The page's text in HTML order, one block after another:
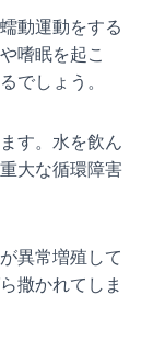
動運動をする
嗜眠を起こ
でしょう。
す。水を飲ん
大な循環障害
異常増殖して
撒かれてしま